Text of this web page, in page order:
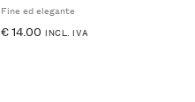
Fine ed elegante
€14.00 INCL. IVA